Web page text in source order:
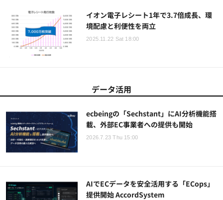
イオン電子レシート1年で3.7倍成長、環
境配慮と利便性を両立
2025.11.22 Sat 18:00
データ活用
ecbeingの「Sechstant」にAI分析機能搭
載、外部EC事業者への提供も開始
2026.7.23 Thu 15:00
AIでECデータを安全活用する「ECops」
提供開始 AccordSystem